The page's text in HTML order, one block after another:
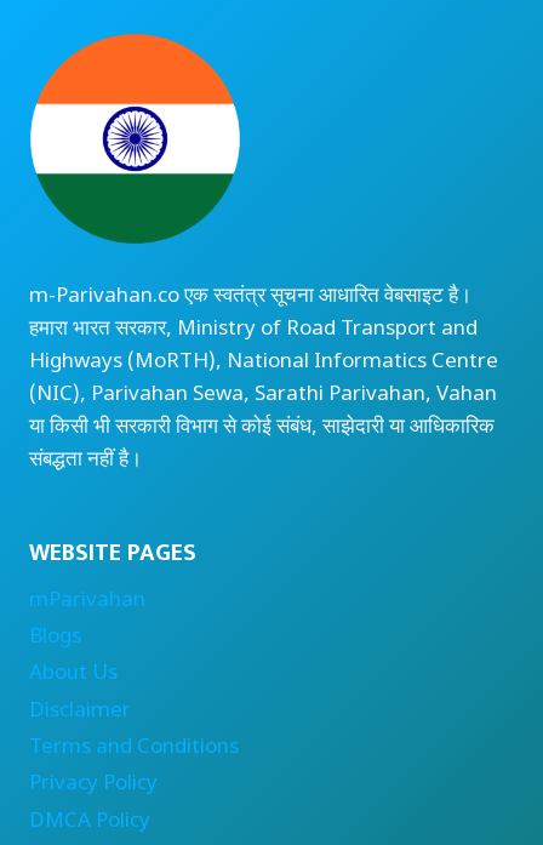
करें:
दर-
चरण
मार्गदर्शिका
m-Parivahan.co एक स्वतंत्र सूचना आधारित वेबसाइट है।
हमारा भारत सरकार, Ministry of Road Transport and
Highways (MoRTH), National Informatics Centre
(NIC), Parivahan Sewa, Sarathi Parivahan, Vahan
या किसी भी सरकारी विभाग से कोई संबंध, साझेदारी या आधिकारिक
संबद्धता नहीं है।
WEBSITE PAGES
mParivahan
Blogs
About Us
Disclaimer
Terms and Conditions
Privacy Policy
DMCA Policy